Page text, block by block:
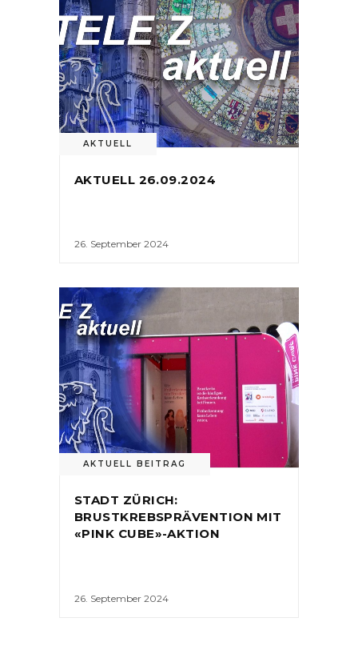
AKTUELL
AKTUELL 26.09.2024
26. September 2024
AKTUELL BEITRAG
STADT ZÜRICH:
BRUSTKREBSPRÄVENTION MIT
«PINK CUBE»-AKTION
26. September 2024